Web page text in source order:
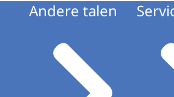
Andere talen